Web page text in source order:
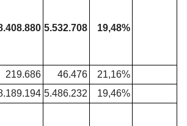
5.532.708 19,48%
219.686 46.476
21,16%
5.486.232 19,46%